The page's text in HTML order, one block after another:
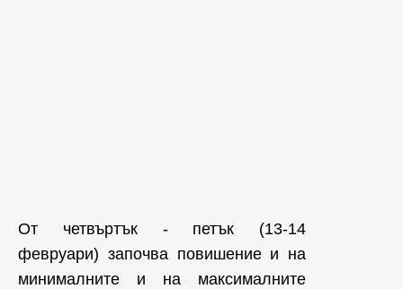
От четвъртък - петък (13-14
февруари) започва повишение и на
минималните и на максималните